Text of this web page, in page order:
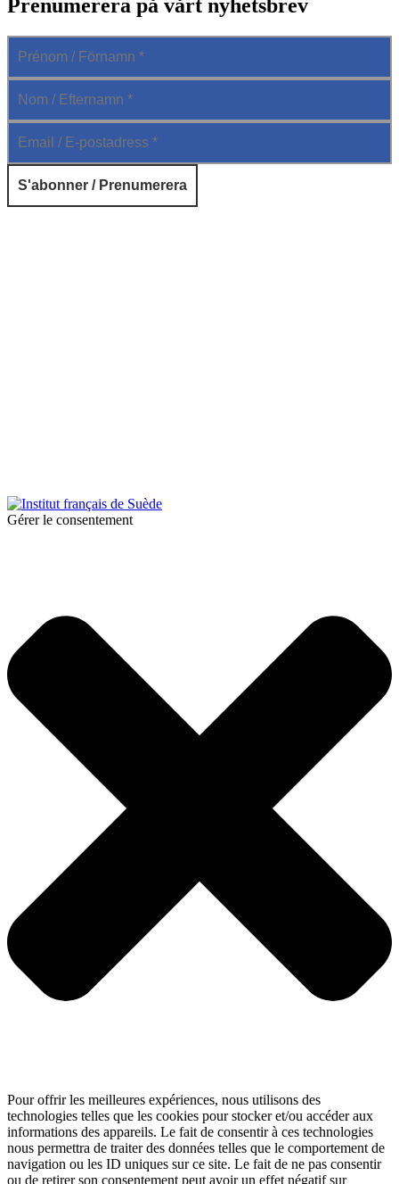
Prenumerera på vårt nyhetsbrev
Gérer le consentement
Pour offrir les meilleures expériences, nous utilisons des
technologies telles que les cookies pour stocker et/ou accéder aux
informations des appareils. Le fait de consentir à ces technologies
nous permettra de traiter des données telles que le comportement de
navigation ou les ID uniques sur ce site. Le fait de ne pas consentir
ou de retirer son consentement peut avoir un effet négatif sur